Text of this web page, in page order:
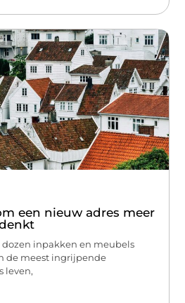
een nieuw adres meer
dozen inpakken en meubels
de meest ingrijpende
leven,